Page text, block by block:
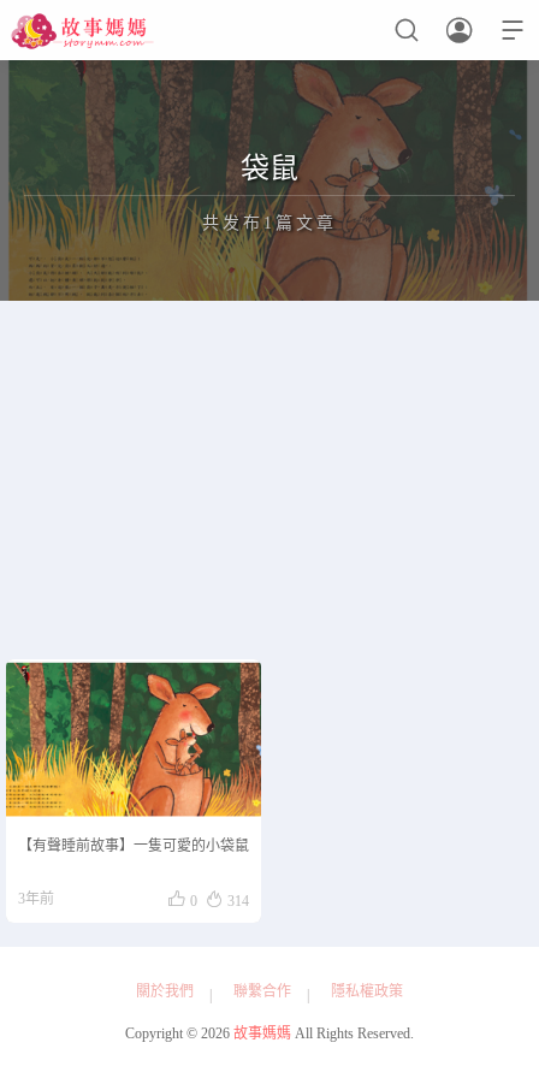



查看教程
袋鼠
共发布1篇文章
【有聲睡前故事】一隻可愛的小袋鼠
3年前  0  314
關於我們 聯繫合作 隱私權政策
Copyright © 2026 故事媽媽 All Rights Reserved.